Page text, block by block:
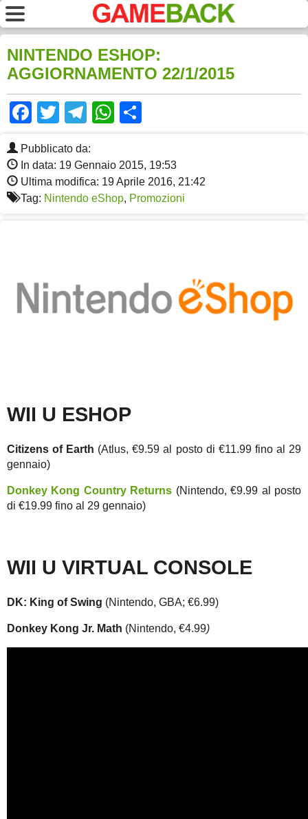
NINTENDO ESHOP:
AGGIORNAMENTO 22/1/2015
Facebook
TwitterTelegram
WhatsApp
Pubblicato da:
In data: 19 Gennaio 2015, 19:53
Ultima modifica: 19 Aprile 2016, 21:42
Tag: Nintendo eShop, Promozioni
WII U ESHOP
Citizens of Earth (Atlus, €9.59 al posto di €11.99 fino al 29
gennaio)
Donkey Kong Country Returns (Nintendo, €9.99 al posto
di €19.99 fino al 29 gennaio)
WII U VIRTUAL CONSOLE
DK: King of Swing (Nintendo, GBA; €6.99)
Donkey Kong Jr. Math (Nintendo, €4.99)